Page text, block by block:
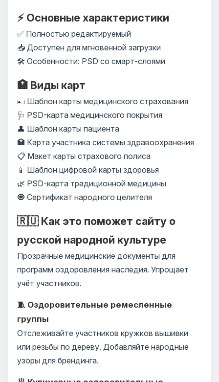
⚡ Основные характеристики
✅ Полностью редактируемый
📥 Доступен для мгновенной загрузки
🛠️ Особенности: PSD со смарт-слоями
🏥 Виды карт
🪪 Шаблон карты медицинского страхования
🩺 PSD-карта медицинского покрытия
👤 Шаблон карты пациента
🏥 Карта участника системы здравоохранения
📋 Макет карты страхового полиса
📱 Шаблон цифровой карты здоровья
🌿 PSD-карта традиционной медицины
🧿 Сертификат народного целителя
🇷🇺 Как это поможет сайту о
русской народной культуре
Прозрачные медицинские документы для
программ оздоровления наследия. Упрощает
учёт участников.
🧵 Оздоровительные ремесленные
группы
Отслеживайте участников кружков вышивки
или резьбы по дереву. Добавляйте народные
узоры для брендинга.